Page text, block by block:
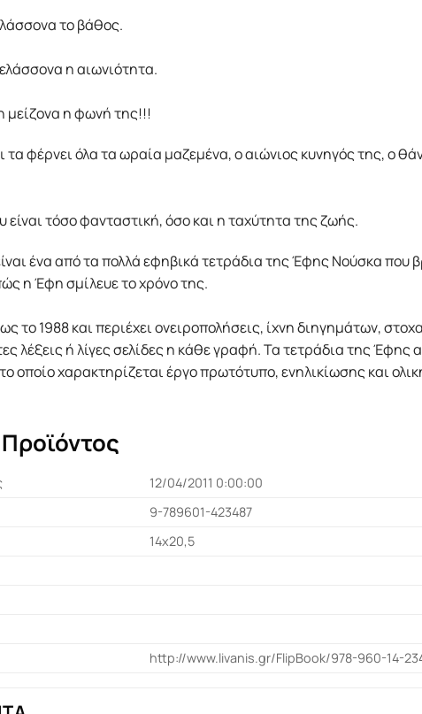
το βάθος.
η αιωνιότητα.
µείζονα η φωνή της!!!
τα φέρνει όλα τα ωραία µαζεµένα, ο αιώνιος κυνηγός της, ο
τόσο φανταστική, όσο και η ταχύτητα της ζωής.
ένα από τα πολλά εφηβικά τετράδια της Έφης Νούσκα που
η Έφη σμίλευε το χρόνο της.
το 1988 και περιέχει ονειροπολήσεις, ίχνη διηγημάτων,
λέξεις ή λίγες σελίδες η κάθε γραφή. Τα τετράδια της Έφης
οποίο χαρακτηρίζεται έργο πρωτότυπο, ενηλικίωσης και
12/04/2011 0:00:00
9-789601-423487
14x20,5
http://www.livanis.gr/FlipBook/978-960-14-